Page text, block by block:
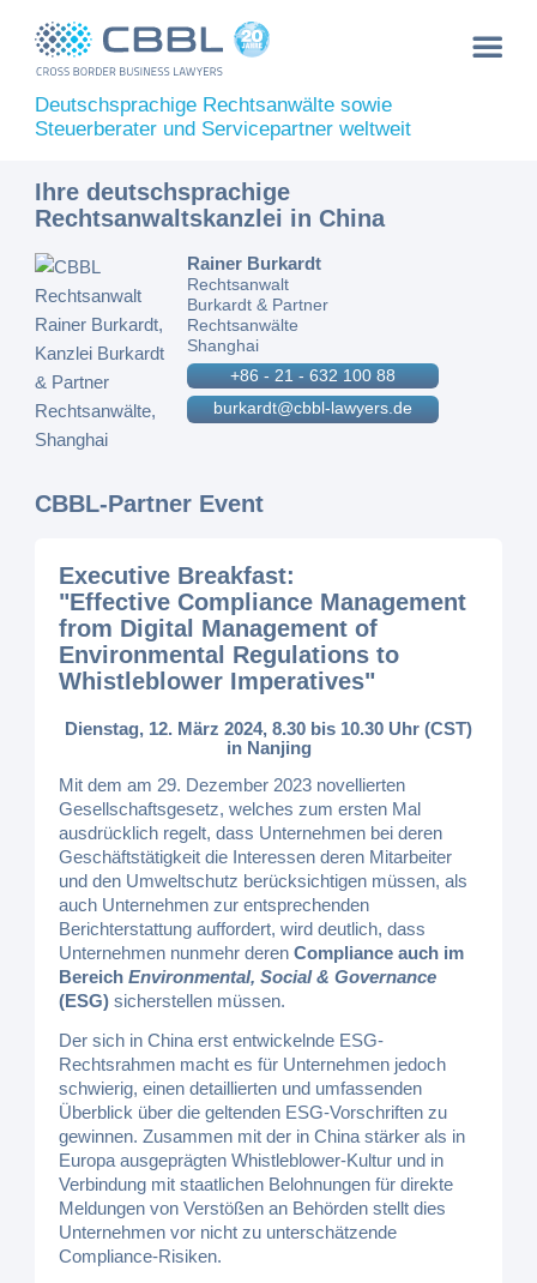
Deutschsprachige Rechtsanwälte sowie
Steuerberater und Servicepartner weltweit
Ihre deutschsprachige
Rechtsanwaltskanzlei in China
Rainer Burkardt
Rechtsanwalt
Burkardt & Partner
Rechtsanwälte
Shanghai
+86 - 21 - 632 100 88
burkardt@cbbl-lawyers.de
CBBL-Partner Event
Executive Breakfast:
"Effective Compliance Management
from Digital Management of
Environmental Regulations to
Whistleblower Imperatives"
Dienstag, 12. März 2024, 8.30 bis 10.30 Uhr (CST)
in Nanjing
Mit dem am 29. Dezember 2023 novellierten
Gesellschaftsgesetz, welches zum ersten Mal
ausdrücklich regelt, dass Unternehmen bei deren
Geschäftstätigkeit die Interessen deren Mitarbeiter
und den Umweltschutz berücksichtigen müssen, als
auch Unternehmen zur entsprechenden
Berichterstattung auffordert, wird deutlich, dass
Unternehmen nunmehr derenCompliance auch im
BereichEnvironmental, Social & Governance
(ESG)sicherstellen müssen.
Der sich in China erst entwickelnde ESG-
Rechtsrahmen macht es für Unternehmen jedoch
schwierig, einen detaillierten und umfassenden
Überblick über die geltenden ESG-Vorschriften zu
gewinnen. Zusammen mit der in China stärker als in
Europa ausgeprägten Whistleblower-Kultur und in
Verbindung mit staatlichen Belohnungen für direkte
Meldungen von Verstößen an Behörden stellt dies
Unternehmen vor nicht zu unterschätzende
Compliance-Risiken.